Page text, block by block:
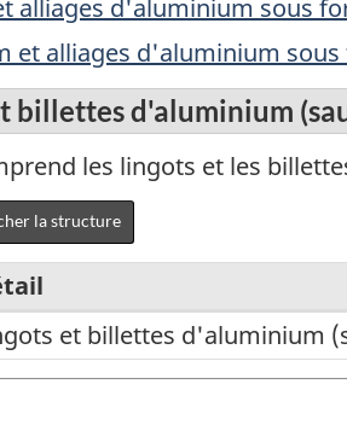
alliages d'aluminium sous
et alliages d'aluminium
billettes d'aluminium
les lingots et les
la structure
et billettes d'aluminium